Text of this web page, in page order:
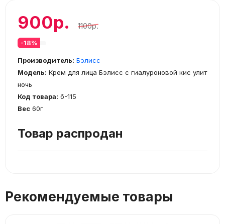
900р. 1100р.
-18%
Производитель: Бэлисс
Модель: Крем для лица Бэлисс с гиалуроновой кис улит
ночь
Код товара: б-115
Вес 60г
Товар распродан
Рекомендуемые товары